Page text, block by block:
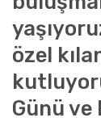
özel
Günü ve